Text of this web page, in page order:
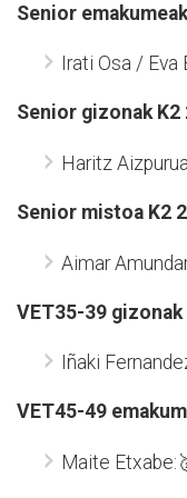
Senior
Irati Osa /
Senior gizonak K2
Haritz
Senior mistoa K2
Aimar
VET35-39 gizonak
Iñaki
VET45-49
Maite